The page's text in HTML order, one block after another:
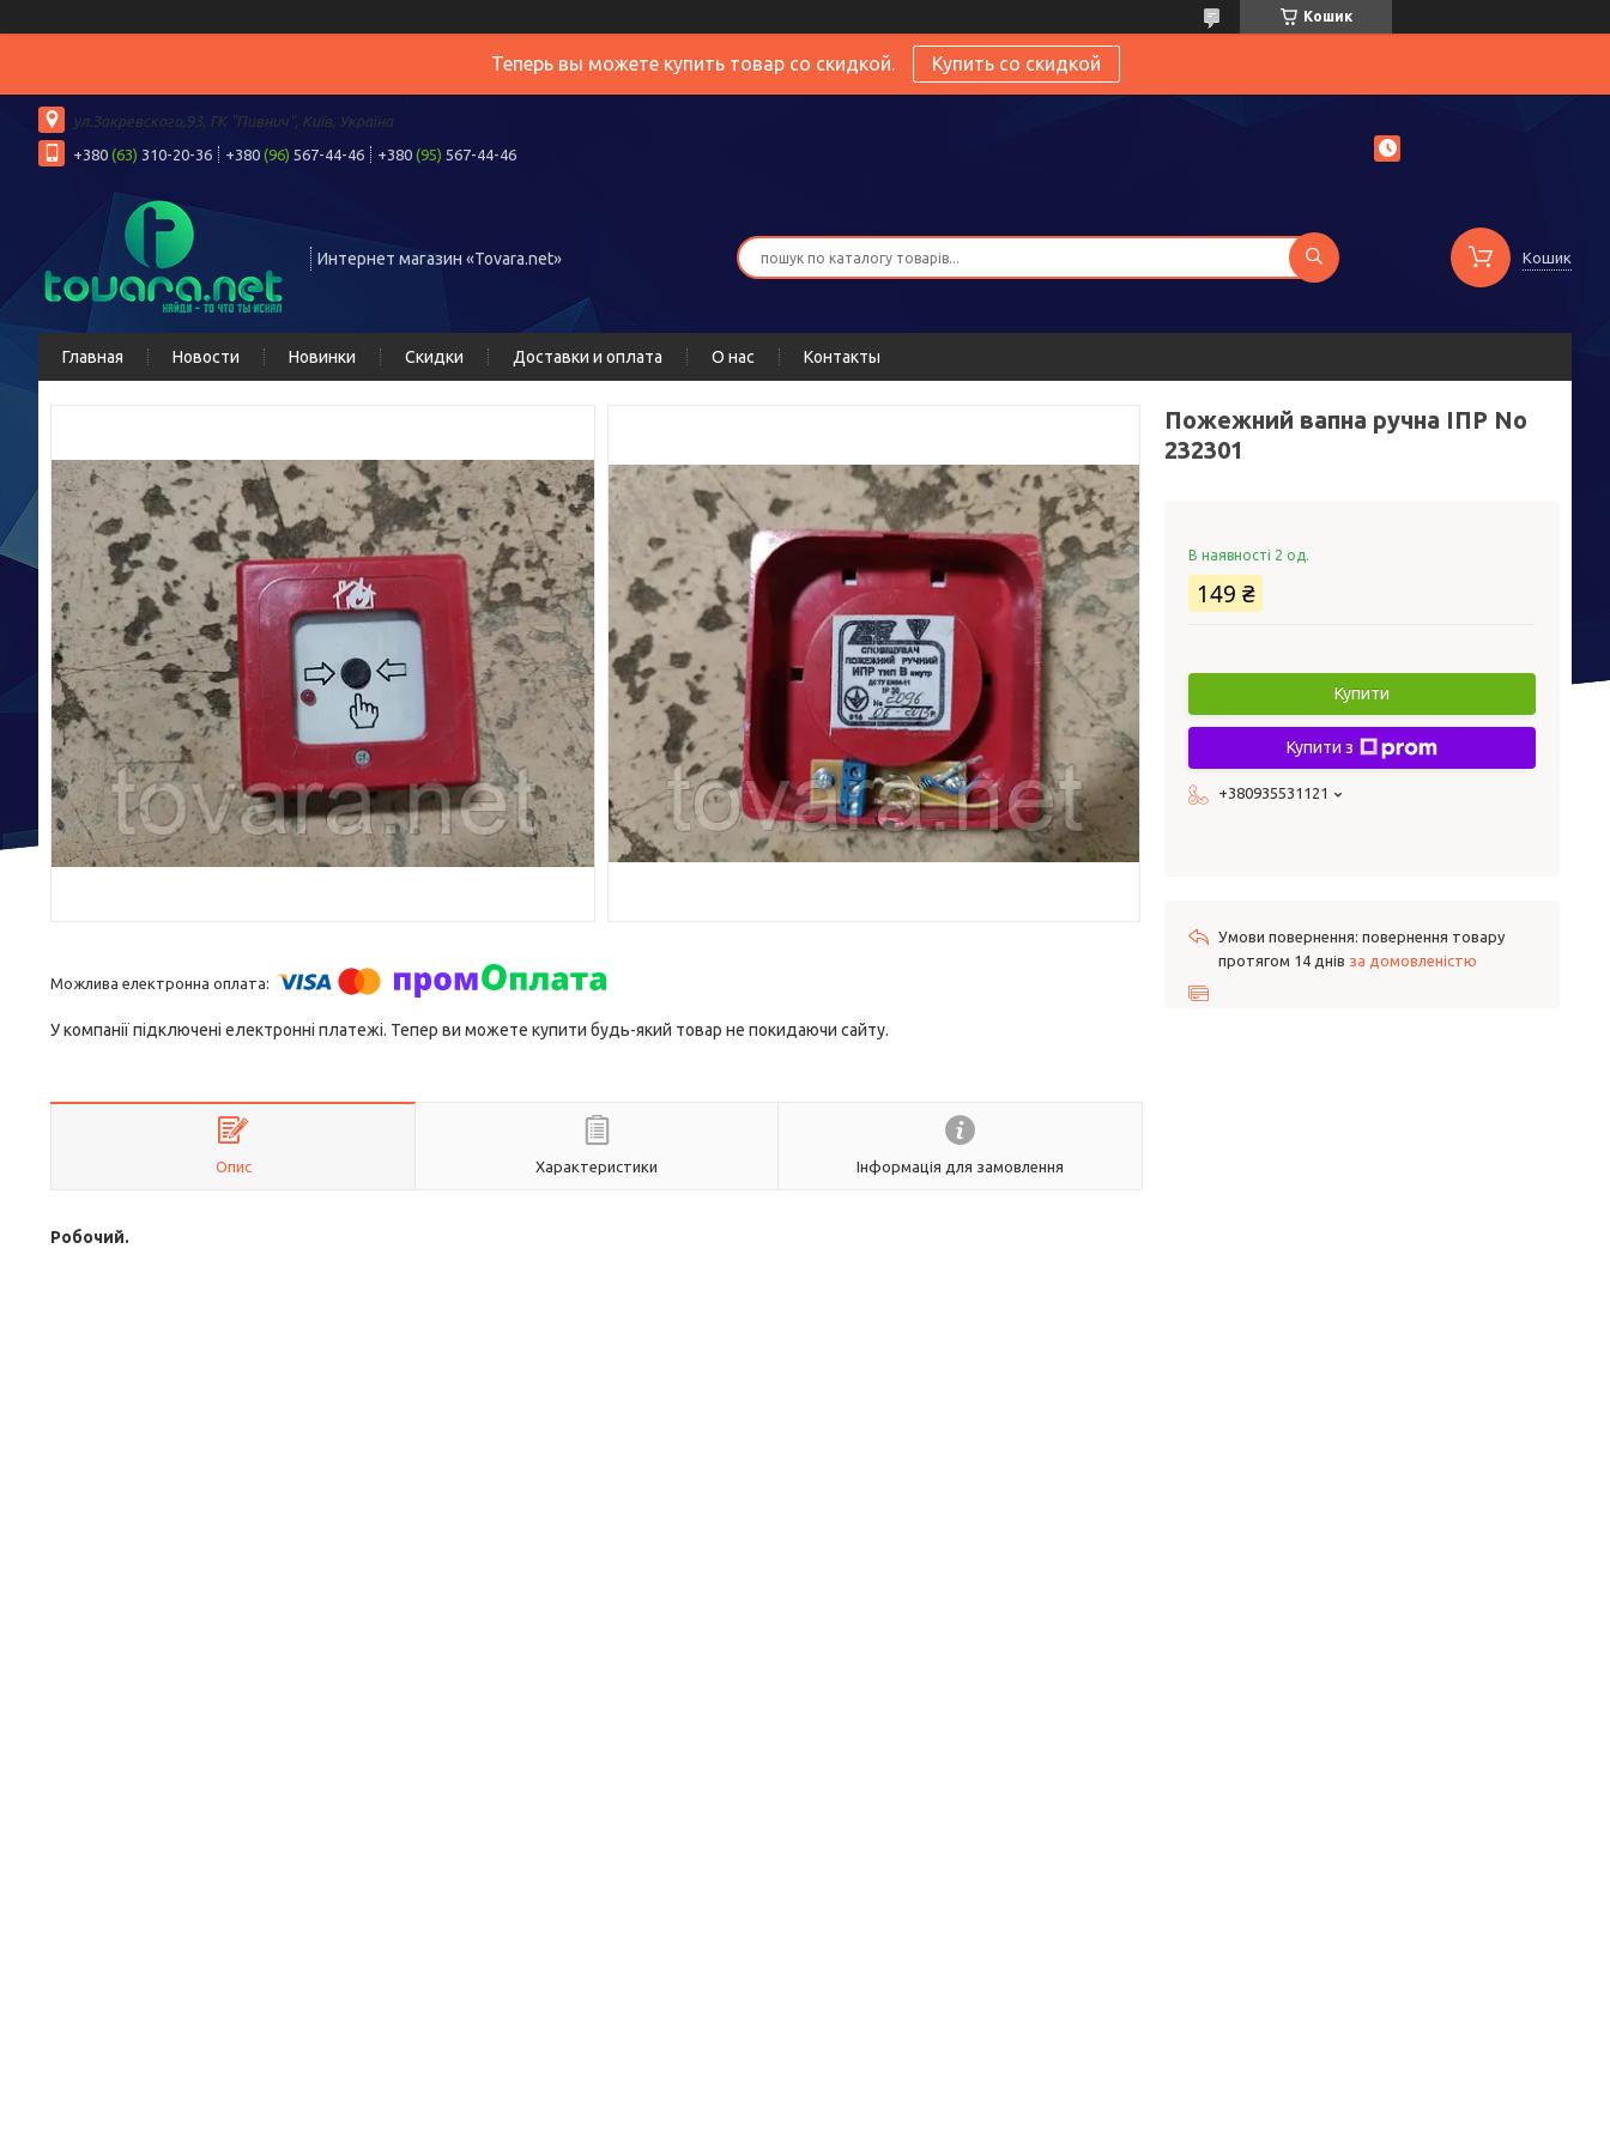
Кошик
Теперь вы можете купить товар со скидкой. Купить со скидкой
ул.Закревского,93, ГК "Пивнич", Київ, Україна
+380 (63) 310-20-36 +380 (96) 567-44-46 +380 (95) 567-44-46
Интернет магазин «Tovara.net» Кошик
Главная Новости Новинки Скидки Доставки и оплата О нас Контакты
У компанії підключені електронні платежі. Тепер ви можете купити будь-який товар не покидаючи сайту.
Опис Характеристики Інформація для замовлення
Робочий.
Пожежний вапна ручна ІПР No
232301
В наявності 2 од.
149 ₴
Купити
Купити з
+380935531121
повернення товару
протягом 14 днів за домовленістю